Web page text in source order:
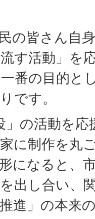
の皆さん自
す活動」を
番の目的と
です。
」の活動を
に制作を丸
になると、
出し合い、
進」の本来